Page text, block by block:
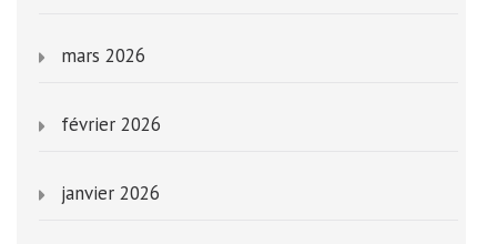
mars 2026
février 2026
janvier 2026